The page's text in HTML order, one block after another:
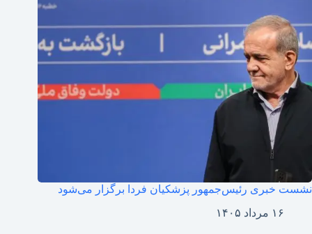
نشست خبری رئیس‌جمهور پزشکیان فردا برگزار می‌شود
۱۶ مرداد ۱۴۰۵